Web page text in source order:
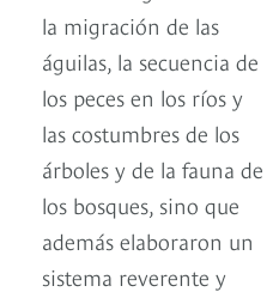
la migración de las
águilas, la secuencia de
los peces en los ríos y
las costumbres de los
árboles y de la fauna de
los bosques, sino que
además elaboraron un
sistema reverente y